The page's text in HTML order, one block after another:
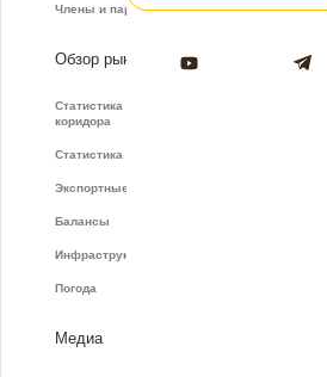
Члены и партнёры
Обзор рынка
Статистика зернового
коридора
Статистика фрахта
Экспортные показатели
Балансы
Инфраструктура
Погода
Медиа